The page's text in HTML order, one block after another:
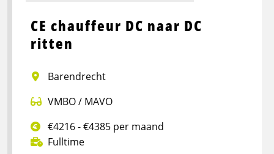
CE chauffeur DC naar DC
ritten
Barendrecht
VMBO / MAVO
€4216 - €4385 per maand
Fulltime